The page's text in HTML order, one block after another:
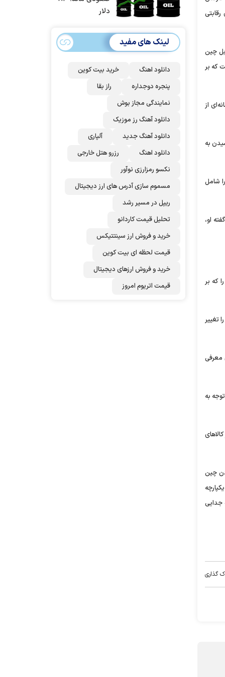
چین
شده است که بر
از
به
شامل
او،
که بر
تغییر
در زمان معرفی
به
کالا‌های
چین
جدایی
گذاری
حمله آماده بودیم
است، درست
است؟
دلار
لینک های مفید
دانلود اهنگ
خرید بیت کوین
پنجره دوجداره
راز بقا
نمایندگی مجاز بوش
دانلود آهنگ رز‌ موزیک
دانلود آهنگ جدید
آلپاری
دانلود اهنگ
رزرو هتل خارجی
نکسو رمزارزی نوآور
مسموم سازی آدرس های ارز دیجیتال
ریپل در مسیر رشد
تحلیل قیمت کاردانو
خرید و فروش ارز سینتتیکس
قیمت لحظه ای بیت کوین
خرید و فروش ارزهای دیجیتال
قیمت اتریوم امروز